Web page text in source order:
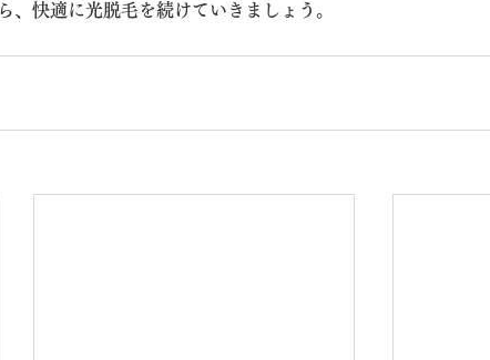
、快適に光脱毛を続けていきましょう。